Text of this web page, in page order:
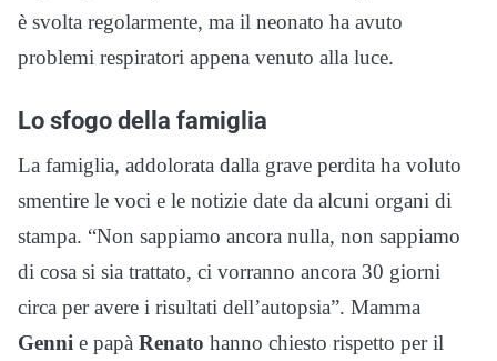
è svolta regolarmente, ma il neonato ha avuto
problemi respiratori appena venuto alla luce.
Lo sfogo della famiglia
La famiglia, addolorata dalla grave perdita ha voluto
smentire le voci e le notizie date da alcuni organi di
stampa. “Non sappiamo ancora nulla, non sappiamo
di cosa si sia trattato, ci vorranno ancora 30 giorni
circa per avere i risultati dell’autopsia”. Mamma
Genni e papà Renato hanno chiesto rispetto per il